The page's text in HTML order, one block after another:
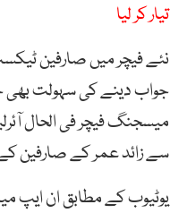
تیار کر لیا
نئے فیچر میں صارفین
جواب دینے کی سہولت بھی
سے زائد عمر کے صارفین
یوٹیوب کے مطابق ان ایپ